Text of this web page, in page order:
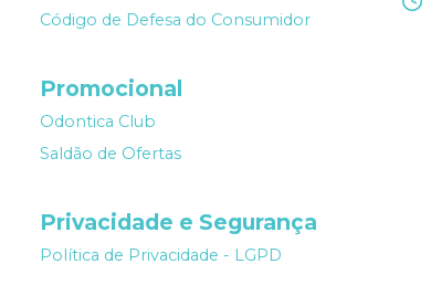
Código de Defesa do Consumidor
Promocional
Odontica Club
Saldão de Ofertas
Privacidade e Segurança
Política de Privacidade - LGPD